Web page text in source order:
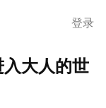
登录
大人的世